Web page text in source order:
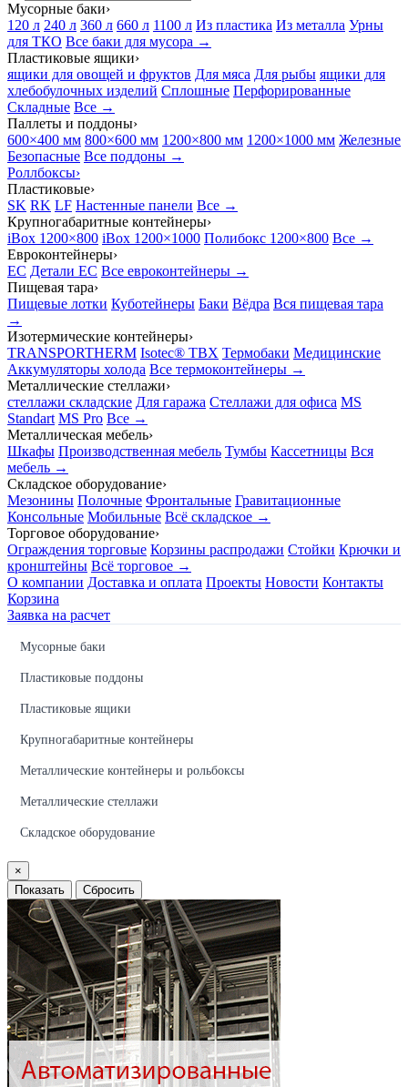
Мусорные баки›
120 л 240 л 360 л 660 л 1100 л Из пластика Из металла Урны
для ТКО Все баки для мусора →
Пластиковые ящики›
ящики для овощей и фруктов Для мяса Для рыбы ящики для
хлебобулочных изделий Сплошные Перфорированные
Складные Все →
Паллеты и поддоны›
600×400 мм 800×600 мм 1200×800 мм 1200×1000 мм Железные
Безопасные Все поддоны →
Роллбоксы›
Пластиковые›
SK RK LF Настенные панели Все →
Крупногабаритные контейнеры›
iBox 1200×800 iBox 1200×1000 Полибокс 1200×800 Все →
Евроконтейнеры›
EC Детали EC Все евроконтейнеры →
Пищевая тара›
Пищевые лотки Куботейнеры Баки Вёдра Вся пищевая тара
→
Изотермические контейнеры›
TRANSPORTHERM Isotec® TBX Термобаки Медицинские
Аккумуляторы холода Все термоконтейнеры →
Металлические стеллажи›
стеллажи складские Для гаража Стеллажи для офиса MS
Standart MS Pro Все →
Металлическая мебель›
Шкафы Производственная мебель Тумбы Кассетницы Вся
мебель →
Складское оборудование›
Мезонины Полочные Фронтальные Гравитационные
Консольные Мобильные Всё складское →
Торговое оборудование›
Ограждения торговые Корзины распродажи Стойки Крючки и
кронштейны Всё торговое →
О компании Доставка и оплата Проекты Новости Контакты
Корзина
Заявка на расчет
Мусорные баки
Пластиковые поддоны
Пластиковые ящики
Крупногабаритные контейнеры
Металлические контейнеры и рольбоксы
Металлические стеллажи
Складское оборудование
×
Показать
Сбросить